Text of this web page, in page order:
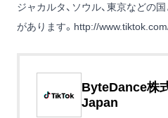
ジャカルタ、ソウル、東京などの
があります。 http://
ByteDance株
Japan